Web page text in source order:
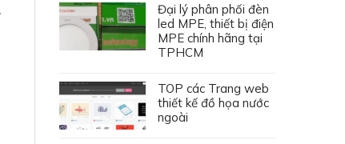
Đại lý phân phối đèn
led MPE, thiết bị điện
MPE chính hãng tại
TPHCM
TOP các Trang web
thiết kế đồ họa nước
ngoài